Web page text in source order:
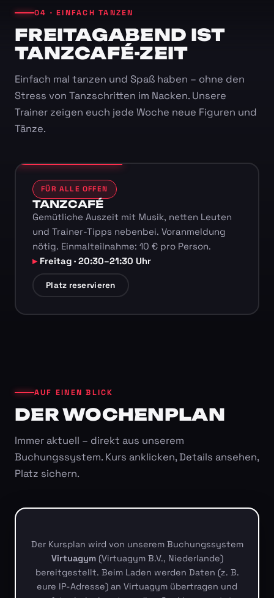
04 · EINFACH TANZEN
FREITAGABEND IST
TANZCAFÉ-ZEIT
Einfach mal tanzen und Spaß haben – ohne den
Stress von Tanzschritten im Nacken. Unsere
Trainer zeigen euch jede Woche neue Figuren und
Tänze.
FÜR ALLE OFFEN
TANZCAFÉ
Gemütliche Auszeit mit Musik, netten Leuten
und Trainer-Tipps nebenbei. Voranmeldung
nötig. Einmalteilnahme: 10 € pro Person.
Freitag · 20:30–21:30 Uhr
Platz reservieren
AUF EINEN BLICK
DER WOCHENPLAN
Immer aktuell – direkt aus unserem
Buchungssystem. Kurs anklicken, Details ansehen,
Platz sichern.
Der Kursplan wird von unserem Buchungssystem
Virtuagym(Virtuagym B.V., Niederlande)
bereitgestellt. Beim Laden werden Daten (z. B.
eure IP-Adresse) an Virtuagym übertragen und